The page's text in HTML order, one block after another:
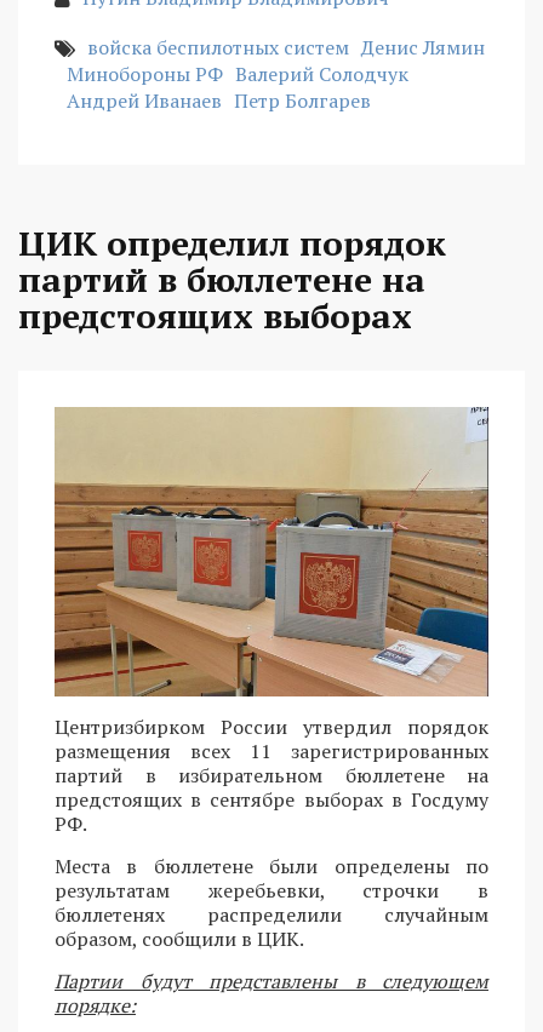
войска беспилотных систем Денис Лямин
Минобороны РФ Валерий Солодчук
Андрей Иванаев Петр Болгарев
ЦИК определил порядок
партий в бюллетене на
предстоящих выборах
Центризбирком России утвердил порядок
размещения всех 11 зарегистрированных
партий в избирательном бюллетене на
предстоящих в сентябре выборах в Госдуму
РФ.
Места в бюллетене были определены по
результатам жеребьевки, строчки в
бюллетенях распределили случайным
образом, сообщили в ЦИК.
Партии будут представлены в следующем
порядке: